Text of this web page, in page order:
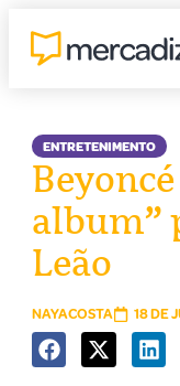
ENTRETENIMENTO
album”
Leão
NAYACOSTA 18 DE